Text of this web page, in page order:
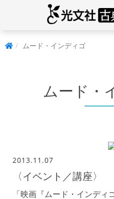
ムード・インディゴ
ムード・
2013.11.07
〈イベント／講座〉
「映画『ムード・インディ